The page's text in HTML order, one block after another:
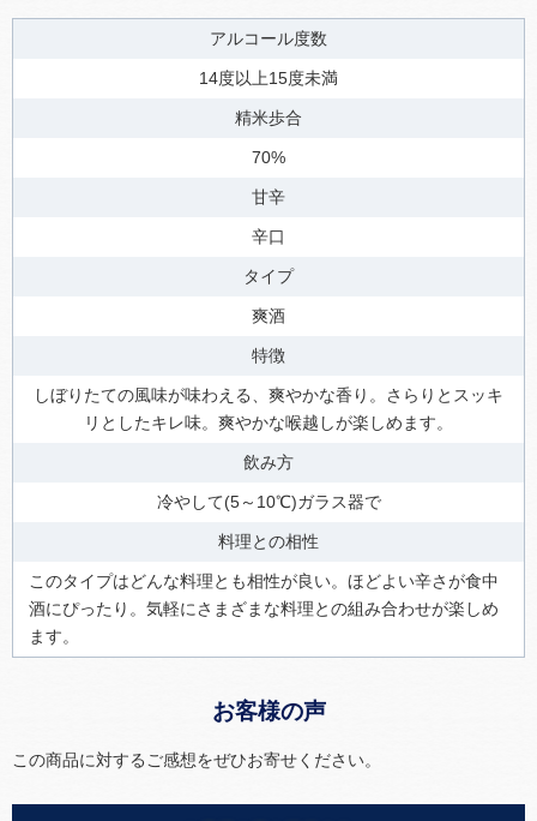
アルコール度数
14度以上15度未満
精米歩合
70%
甘辛
辛口
タイプ
爽酒
特徴
しぼりたての風味が味わえる、爽やかな香り。さらりとスッキ
リとしたキレ味。爽やかな喉越しが楽しめます。
飲み方
冷やして(5～10℃)ガラス器で
料理との相性
このタイプはどんな料理とも相性が良い。ほどよい辛さが食中
酒にぴったり。気軽にさまざまな料理との組み合わせが楽しめ
ます。
お客様の声
この商品に対するご感想をぜひお寄せください。